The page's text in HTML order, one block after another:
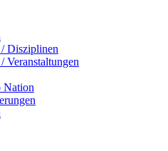
Disziplinen
Veranstaltungen
Nation